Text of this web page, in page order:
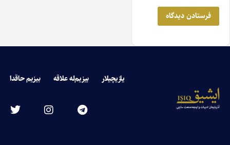
یازیچیلار بیزیم‌له علاقه بیزیم حاقدا